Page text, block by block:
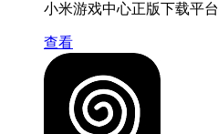
小米游戏中心正版下载平台
查看